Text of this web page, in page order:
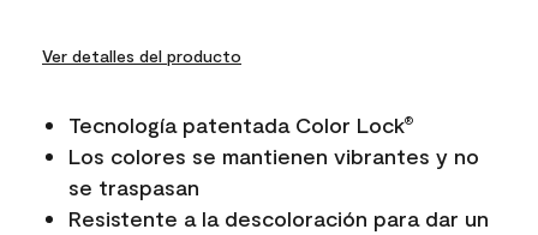
Ver detalles del producto
Tecnología patentada Color Lock®
Los colores se mantienen vibrantes y no
se traspasan
Resistente a la descoloración para dar un